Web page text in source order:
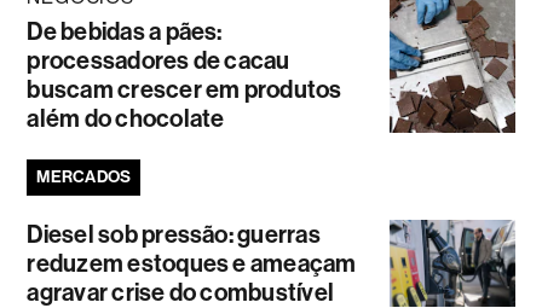
De bebidas a pães:
processadores de cacau
buscam crescer em produtos
além do chocolate
MERCADOS
Diesel sob pressão: guerras
reduzem estoques e ameaçam
agravar crise do combustível